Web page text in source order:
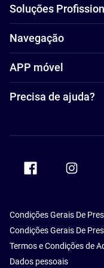
Soluções
Navegação
APP móvel
Precisa de ajuda?
Accor Facebook
Condições Gerais De
Condições Gerais De
Termos e Condições de
Dados pessoais